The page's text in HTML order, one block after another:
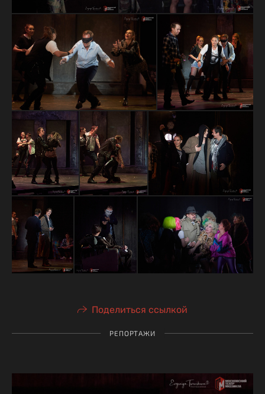
Поделиться ссылкой
РЕПОРТАЖИ